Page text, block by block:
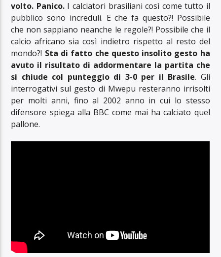
volto. Panico.I calciatori brasiliani così come tutto il
pubblico sono increduli. E che fa questo?! Possibile
che non sappiano neanche le regole?! Possibile che il
calcio africano sia così indietro rispetto al resto del
mondo?! Sta di fatto che questo insolito gesto ha
avuto il risultato di addormentare la partita che
si chiude col punteggio di 3-0 per il Brasile. Gli
interrogativi sul gesto di Mwepu resteranno irrisolti
per molti anni, fino al 2002 anno in cui lo stesso
difensore spiega alla BBC come mai ha calciato quel
pallone.